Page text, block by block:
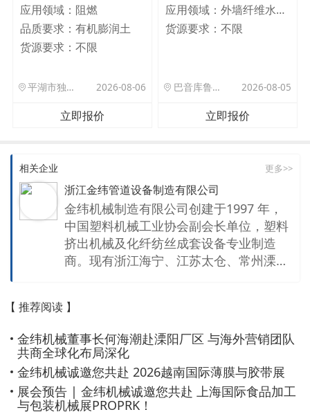
应用领域： 阻燃
品质要求： 有机膨润土
货源要求： 不限
平湖市独山港镇集港路 589 号 2026-08-06
立即报价
应用领域：
外墙纤维水泥板
货源要求：不限
巴音库鲁提镇,托帕口岸六号库房 2026-08-05
立即报价
相关企业 更多>>
浙江金纬管道设备制造有限公司
金纬机械制造有限公司创建于1997 年，
中国塑料机械工业协会副会长单位，塑料
挤出机械及化纤纺丝成套设备专业制造
商。现有浙江海宁、江苏太仓、常州溧
司，总占地面积超千亩。公司拥有一支高
素质的研发队伍和经验丰富的机械、电气
调试工程师团队，以及先进的机械加工基
地和规范的装配车间，每年生产3000多
（台）套高档的塑料挤出生产线及化纤纺
丝成套设备。产品覆盖各类高分子材料的
【 推荐阅读 】
金纬机械董事长何海潮赴溧阳厂区 与海外营销团队
共商全球化布局深化
金纬机械诚邀您共赴 2026越南国际薄膜与胶带展
展会预告 | 金纬机械诚邀您共赴 上海国际食品加工
与包装机械展PROPRK！